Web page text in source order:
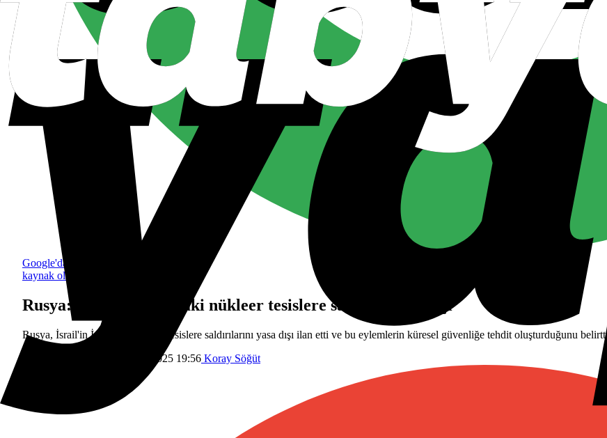
Google'da tercih edilen
kaynak olarak ekle
Rusya: İsrail'in İran'daki nükleer tesislere saldırısı yasa dışı
Rusya, İsrail'in İran'daki nükleer tesislere saldırılarını yasa dışı ilan etti ve bu eylemlerin küresel güvenliğe tehdit oluşturduğunu belirtti.
17 Haziran 2025 19:56 Koray Söğüt